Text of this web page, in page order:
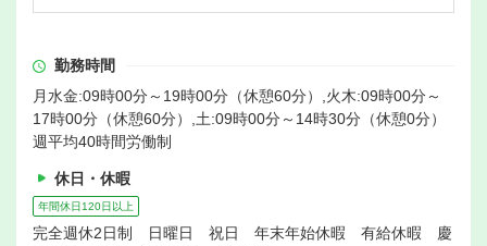
勤務時間
月水金:09時00分～19時00分（休憩60分）,火木:09時00分～
17時00分（休憩60分）,土:09時00分～14時30分（休憩0分）
週平均40時間労働制
休日・休暇
年間休日120日以上
完全週休2日制 日曜日 祝日 年末年始休暇 有給休暇 慶